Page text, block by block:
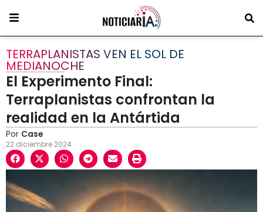
TERRAPLANISTAS VEN EL SOL DE
MEDIANOCHE
El Experimento Final:
Terraplanistas confrontan la
realidad en la Antártida
Por Case
22 diciembre 2024